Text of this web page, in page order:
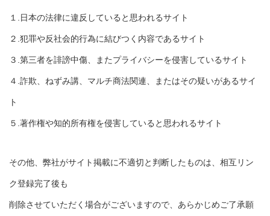
１.日本の法律に違反していると思われるサイト
２.犯罪や反社会的行為に結びつく内容であるサイト
３.第三者を誹謗中傷、またプライバシーを侵害しているサイト
４.詐欺、ねずみ講、マルチ商法関連、またはその疑いがあるサイ
ト
５.著作権や知的所有権を侵害していると思われるサイト
その他、弊社がサイト掲載に不適切と判断したものは、相互リン
ク登録完了後も
削除させていただく場合がございますので、あらかじめご了承願